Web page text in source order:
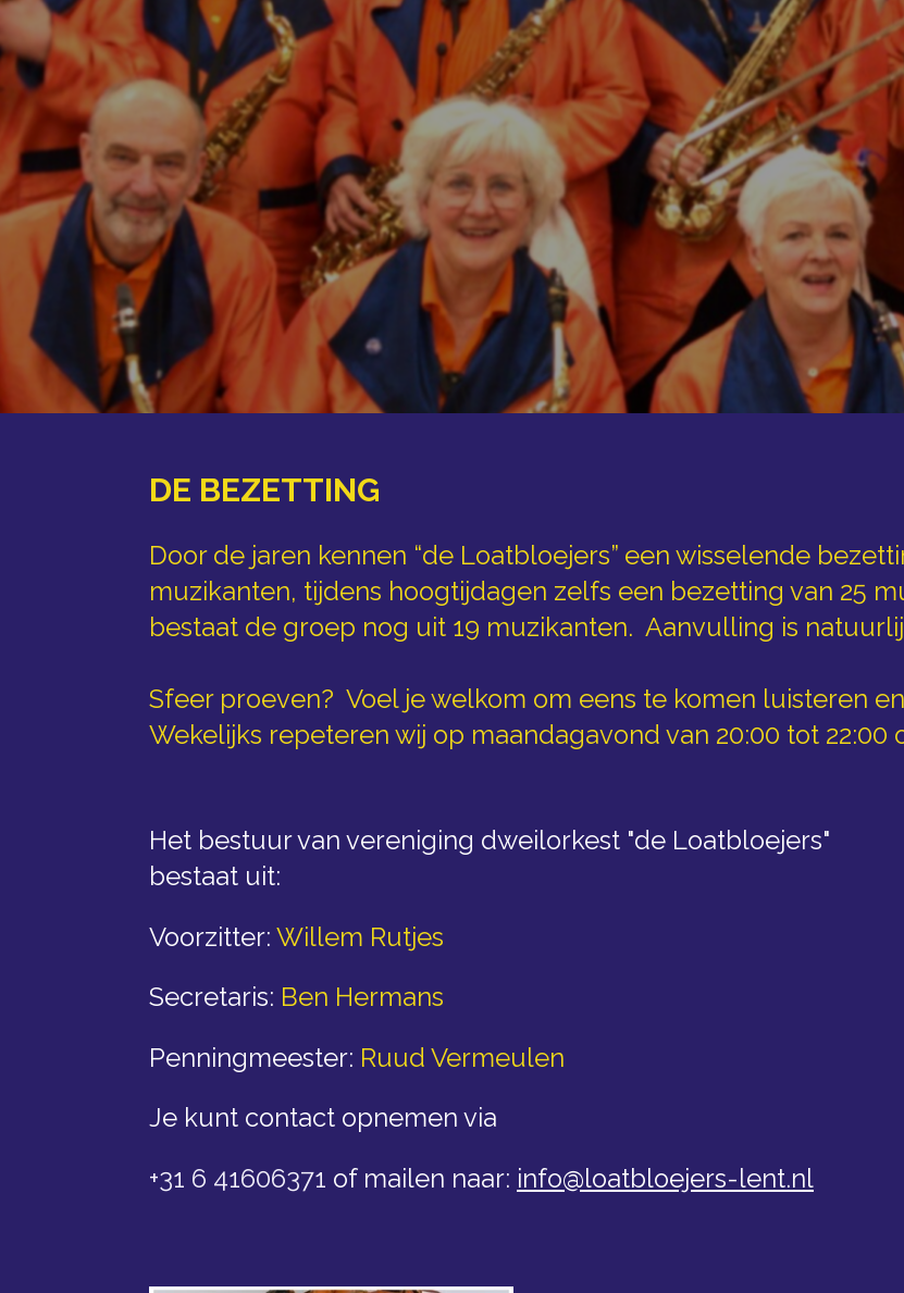
DE BEZETTING
Door de jaren kennen “de Loatbloejers” een wisselende
muzikanten, tijdens hoogtijdagen zelfs een bezetting van 25
bestaat de groep nog uit 19 muzikanten. Aanvulling is
Sfeer proeven? Voel je welkom om eens te komen luisteren
Wekelijks repeteren wij op maandagavond van 20:00 tot 22:00
Het bestuur van vereniging dweilorkest "de Loatbloejers"
bestaat uit:
Voorzitter: Willem Rutjes
Secretaris: Ben Hermans
Penningmeester: Ruud Vermeulen
Je kunt contact opnemen via
+31 6 41606371 of mailen naar: info@loatbloejers-lent.nl